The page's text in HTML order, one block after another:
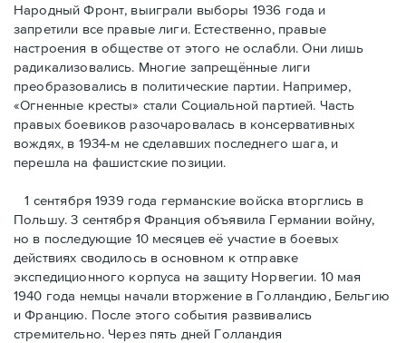
Народный Фронт, выиграли выборы 1936 года и
запретили все правые лиги. Естественно, правые
настроения в обществе от этого не ослабли. Они лишь
радикализовались. Многие запрещённые лиги
преобразовались в политические партии. Например,
«Огненные кресты» стали Социальной партией. Часть
правых боевиков разочаровалась в консервативных
вождях, в 1934-м не сделавших последнего шага, и
перешла на фашистские позиции.
1 сентября 1939 года германские войска вторглись в
Польшу. 3 сентября Франция объявила Германии войну,
но в последующие 10 месяцев её участие в боевых
действиях сводилось в основном к отправке
экспедиционного корпуса на защиту Норвегии. 10 мая
1940 года немцы начали вторжение в Голландию, Бельгию
и Францию. После этого события развивались
стремительно. Через пять дней Голландия